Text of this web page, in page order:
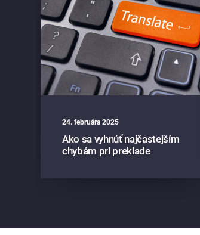
24. februára 2025
Ako sa vyhnúť najčastejším
chybám pri preklade